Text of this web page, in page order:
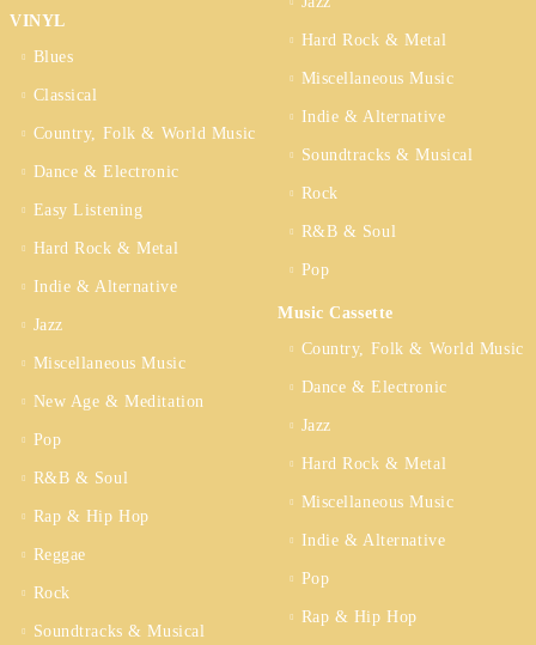
VINYL
Blues
Classical
Country, Folk & World Music
Dance & Electronic
Easy Listening
Hard Rock & Metal
Indie & Alternative
Jazz
Miscellaneous Music
New Age & Meditation
Pop
R&B & Soul
Rap & Hip Hop
Reggae
Rock
Soundtracks & Musical
Hard Rock & Metal
Miscellaneous Music
Indie & Alternative
Soundtracks & Musical
Rock
R&B & Soul
Pop
Music Cassette
Country, Folk & World Music
Dance & Electronic
Jazz
Hard Rock & Metal
Miscellaneous Music
Indie & Alternative
Pop
Rap & Hip Hop